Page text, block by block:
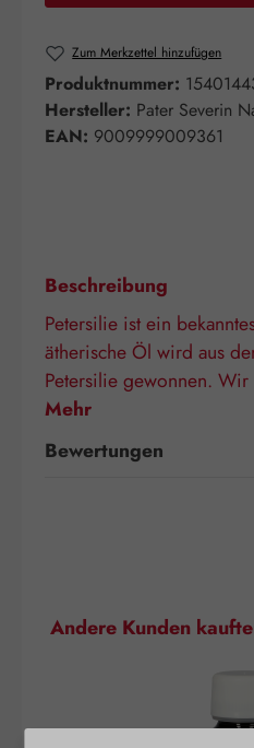
Zum Merkzettel hinzufügen
Produktnummer:
Hersteller: Pater Severin
EAN: 9009999009361
Beschreibung
Petersilie ist ein
ätherische Öl wird aus
Petersilie gewonnen.
Mehr
Bewertungen
Produktgalerie überspringen
Andere Kunden